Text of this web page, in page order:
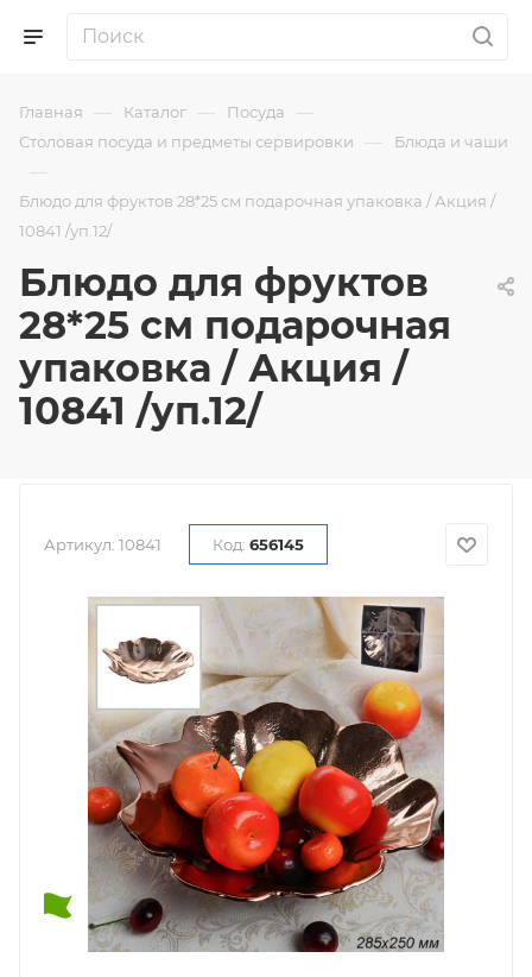
Главная — Каталог — Посуда —
Столовая посуда и предметы сервировки — Блюда и чаши
—
Блюдо для фруктов 28*25 см подарочная упаковка / Акция /
10841 /уп.12/
Блюдо для фруктов
28*25 см подарочная
упаковка / Акция /
10841 /уп.12/
Артикул: 10841 Код: 656145